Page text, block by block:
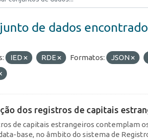
de dados encontrado
IED RDE Formatos: JSON
dos registros de capitais
de capitais estrangeiros contemplam
base, no âmbito do sistema de